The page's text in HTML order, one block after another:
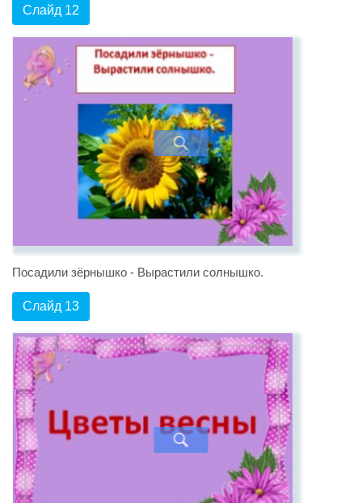
Слайд 12
Посадили зёрнышко - Вырастили солнышко.
Слайд 13